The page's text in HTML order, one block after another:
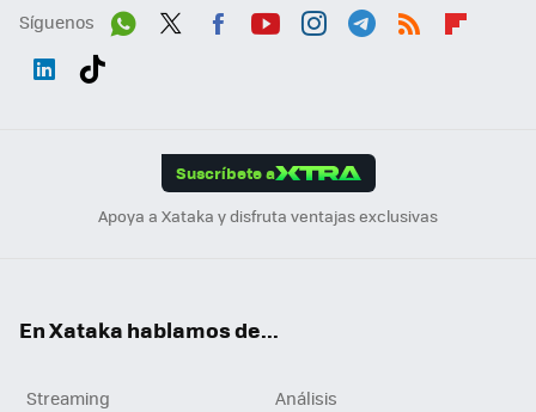
Síguenos
Suscríbete a
Apoya a Xataka y disfruta ventajas exclusivas
En Xataka hablamos de...
Streaming
Análisis